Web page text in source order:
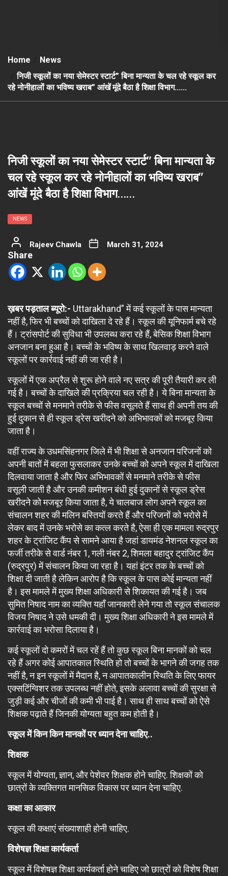
Home
News
निजी स्कूलों का नया सेमेस्टर स्टार्ट” बिना मान्यता के चल रहे स्कूल कर
रहे नोनीहालों का भविष्य खराब” आंखें मूंदे बैठा है शिक्षा विभाग……
निजी स्कूलों का नया सेमेस्टर स्टार्ट” बिना मान्यता के
चल रहे स्कूल कर रहे नोनीहालों का भविष्य खराब”
आंखें मूंदे बैठा है शिक्षा विभाग……
NEWS
Rajeev Chawla March 31, 2024
Share
ख़बर पड़ताल ब्यूरो:- Uttarakhand” में कई स्कूलों के पास मान्यता
नहीं है, फिर भी बच्चों को दाखिला दे रहे हैं। स्कूल की यूनिफार्म बचे रहे
हैं। ट्रांसपोर्ट की सुविधा भी उपलब्ध करा रहे हैं, बेसिक शिक्षा विभाग
अनजान बना हुआ है। बच्चों के भविष्य के साथ खिलवाड़ करने वाले
स्कूलों पर कार्रवाई नहीं की जा रही है।
स्कूलों में एक अप्रैल से शुरू होने वाले नए सत्र की पूरी तैयारी कर ली
गई है। बच्चों के दाखिले की प्रक्रिया चल रही है। ये बिना मान्यता के
स्कूल बच्चों से मनमाने तरीके से फीस वसूलते हैं साथ ही अपनी तय की
हुई दुकान से ही स्कूल ड्रेस खरीदने को अभिभावकों को मजबूर किया
जाता है।
वहीं राज्य के उधमसिंहनगर जिले में भी शिक्षा से अनजान परिजनों को
अपनी बातों में बहला फुसलाकर उनके बच्चों को अपने स्कूल में दाखिला
दिलवाया जाता है और फिर अभिभावकों से मनमाने तरीके से फीस
वसूली जाती है और उनकी कमीशन बंधी हुई दुकानों से स्कूल ड्रेस
खरीदने को मजबूर किया जाता है, ये चालबाज लोग अपने स्कूल का
संचालन शहर की मलिन बस्तियों करते हैं और परिजनों को भरोसे में
लेकर बाद में उनके भरोसे का कत्ल करते है, ऐसा ही एक मामला रुद्रपुर
शहर के ट्रांजिट कैंप से सामने आया है जहां डायमंड नेशनल स्कूल का
फर्जी तरीके से वार्ड नंबर 1, गली नंबर 2, शिमला बहादुर ट्रांजिट कैंप
(रुद्रपुर) में संचालन किया जा रहा है। यहां इंटर तक के बच्चों को
शिक्षा दी जाती है लेकिन आरोप है कि स्कूल के पास कोई मान्यता नहीं
है। इस मामले में मुख्य शिक्षा अधिकारी से शिकायत की गई है। जब
सुमित निषाद नाम का व्यक्ति यहाँ जानकारी लेने गया तो स्कूल संचालक
विजय निषाद ने उसे धमकी दी। मुख्य शिक्षा अधिकारी ने इस मामले में
कार्रवाई का भरोसा दिलाया है।
कई स्कूलों दो कमरों में चल रहें हैं तो कुछ स्कूल बिना मानकों को चल
रहे हैं अगर कोई आपातकाल स्थिति हो तो बच्चों के भागने की जगह तक
नहीं है, न इन स्कूलों में मैदान है, न आपातकालीन स्थिति के लिए फायर
एक्सटिंग्विशर तक उपलब्ध नहीं होते, इसके अलावा बच्चों की सुरक्षा से
जुड़ी कई और चीजों की कमी भी पाई है। साथ ही साथ बच्चों को ऐसे
शिक्षक पढ़ाते हैं जिनकी योग्यता बहुत कम होती है।
स्कूल में किन किन मानकों पर ध्यान देना चाहिए..
शिक्षक
स्कूल में योग्यता, ज्ञान, और पेशेवर शिक्षक होने चाहिए. शिक्षकों को
छात्रों के व्यक्तिगत मानसिक विकास पर ध्यान देना चाहिए.
कक्षा का आकार
स्कूल की कक्षाएं संख्याशाही होनी चाहिए.
विशेषज्ञ शिक्षा कार्यकर्ता
स्कूल में विशेषज्ञ शिक्षा कार्यकर्ता होने चाहिए जो छात्रों को विशेष शिक्षा